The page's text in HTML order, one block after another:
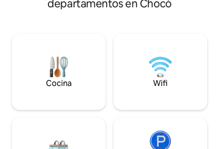
tu estancia en Quibdó. Ubicado en el
perfecto entre comodidad y estilo.
esencia cultural
Actividades de
departamentos en Chocó
Cocina Wifi